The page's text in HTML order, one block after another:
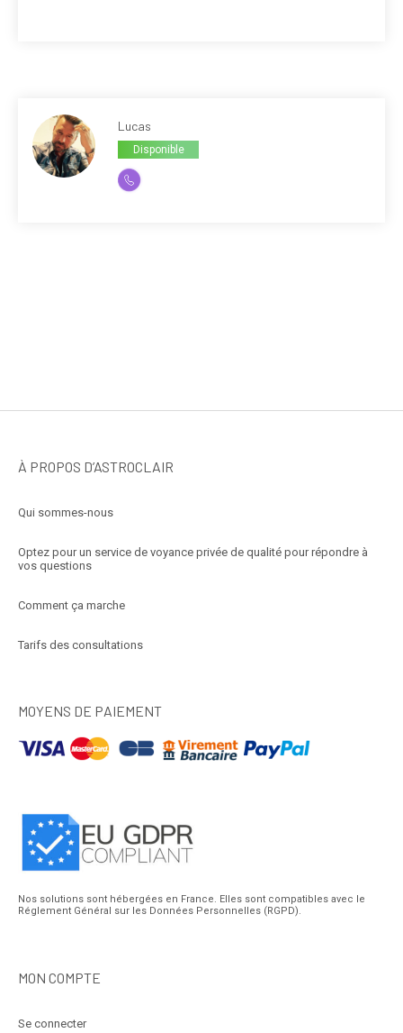
Lucas
Disponible
À PROPOS D’ASTROCLAIR
Qui sommes-nous
Optez pour un service de voyance privée de qualité pour répondre à
vos questions
Comment ça marche
Tarifs des consultations
MOYENS DE PAIEMENT
Nos solutions sont hébergées en France. Elles sont compatibles avec le
Réglement Général sur les Données Personnelles (RGPD).
MON COMPTE
Se connecter